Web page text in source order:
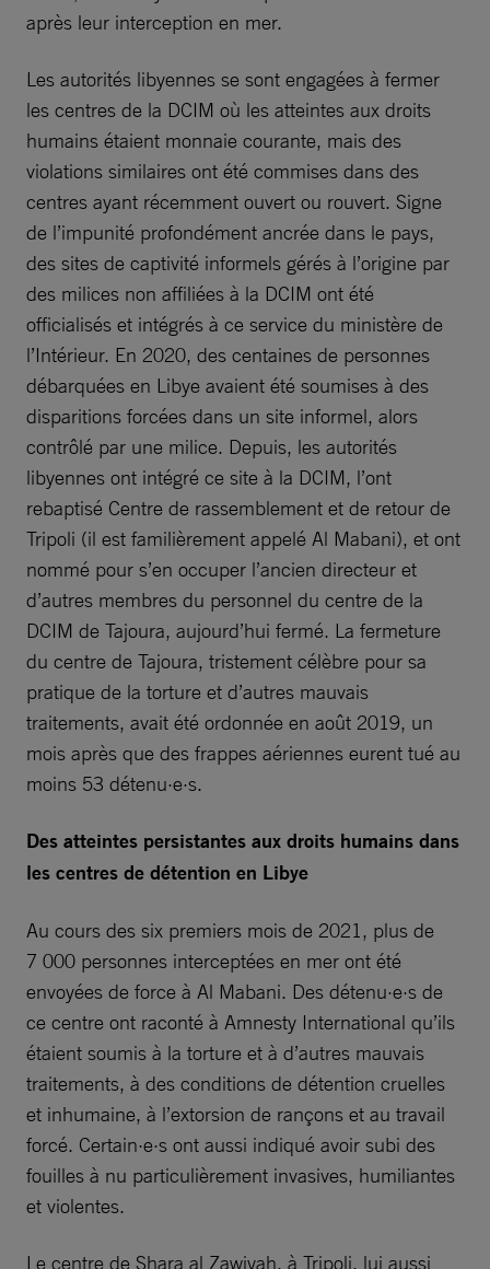
après leur interception en mer.
Les autorités libyennes se sont engagées à fermer
les centres de la DCIM où les atteintes aux droits
humains étaient monnaie courante, mais des
violations similaires ont été commises dans des
centres ayant récemment ouvert ou rouvert. Signe
de l’impunité profondément ancrée dans le pays,
des sites de captivité informels gérés à l’origine par
des milices non affiliées à la DCIM ont été
officialisés et intégrés à ce service du ministère de
l’Intérieur. En 2020, des centaines de personnes
débarquées en Libye avaient été soumises à des
disparitions forcées dans un site informel, alors
contrôlé par une milice. Depuis, les autorités
libyennes ont intégré ce site à la DCIM, l’ont
rebaptisé Centre de rassemblement et de retour de
Tripoli (il est familièrement appelé Al Mabani), et ont
nommé pour s’en occuper l’ancien directeur et
d’autres membres du personnel du centre de la
DCIM de Tajoura, aujourd’hui fermé. La fermeture
du centre de Tajoura, tristement célèbre pour sa
pratique de la torture et d’autres mauvais
traitements, avait été ordonnée en août 2019, un
mois après que des frappes aériennes eurent tué au
moins 53 détenu·e·s.
Des atteintes persistantes aux droits humains dans
les centres de détention en Libye
Au cours des six premiers mois de 2021, plus de
7 000 personnes interceptées en mer ont été
envoyées de force à Al Mabani. Des détenu·e·s de
ce centre ont raconté à Amnesty International qu’ils
étaient soumis à la torture et à d’autres mauvais
traitements, à des conditions de détention cruelles
et inhumaine, à l’extorsion de rançons et au travail
forcé. Certain·e·s ont aussi indiqué avoir subi des
fouilles à nu particulièrement invasives, humiliantes
et violentes.
Le centre de Shara al Zawiyah, à Tripoli, lui aussi